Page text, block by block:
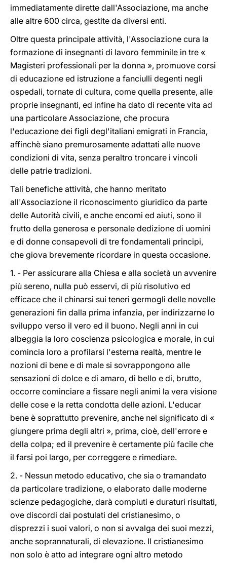
immediatamente dirette dall'Associazione, ma anche
alle altre 600 circa, gestite da diversi enti.
Oltre questa principale attività, l'Associazione cura la
formazione di insegnanti di lavoro femminile in tre «
Magisteri professionali per la donna », promuove corsi
di educazione ed istruzione a fanciulli degenti negli
ospedali, tornate di cultura, come quella presente, alle
proprie insegnanti, ed infine ha dato di recente vita ad
una particolare Associazione, che procura
l'educazione dei figli degl'italiani emigrati in Francia,
affinchè siano premurosamente adattati alle nuove
condizioni di vita, senza peraltro troncare i vincoli
delle patrie tradizioni.
Tali benefiche attività, che hanno meritato
all'Associazione il riconoscimento giuridico da parte
delle Autorità civili, e anche encomi ed aiuti, sono il
frutto della generosa e personale dedizione di uomini
e di donne consapevoli di tre fondamentali principi,
che giova brevemente ricordare in questa occasione.
1. - Per assicurare alla Chiesa e alla società un avvenire
più sereno, nulla può esservi, di più risolutivo ed
efficace che il chinarsi sui teneri germogli delle novelle
generazioni fin dalla prima infanzia, per indirizzarne lo
sviluppo verso il vero ed il buono. Negli anni in cui
albeggia la loro coscienza psicologica e morale, in cui
comincia loro a profilarsi l'esterna realtà, mentre le
nozioni di bene e di male si sovrappongono alle
sensazioni di dolce e di amaro, di bello e di, brutto,
occorre cominciare a fissare negli animi la vera visione
delle cose e la retta condotta delle azioni. L'educar
bene è soprattutto prevenire, anche nel significato di «
giungere prima degli altri », prima, cioè, dell'errore e
della colpa; ed il prevenire è certamente più facile che
il farsi poi largo, per correggere e rimediare.
2. - Nessun metodo educativo, che sia o tramandato
da particolare tradizione, o elaborato dalle moderne
scienze pedagogiche, darà compiuti e duraturi risultati,
ove discordi dai postulati del cristianesimo, o
disprezzi i suoi valori, o non si avvalga dei suoi mezzi,
anche soprannaturali, di elevazione. Il cristianesimo
non solo è atto ad integrare ogni altro metodo